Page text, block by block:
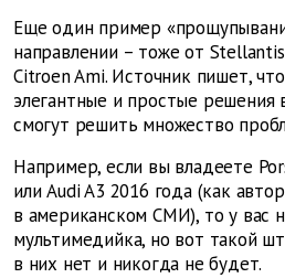
Еще один пример
направлении – тоже от
Citroen Ami. Источник пишет,
элегантные и простые
смогут решить множество
Например, если вы владеете
или Audi A3 2016 года (как
в американском СМИ), то у вас
мультимедийка, но вот такой
в них нет и никогда не будет.